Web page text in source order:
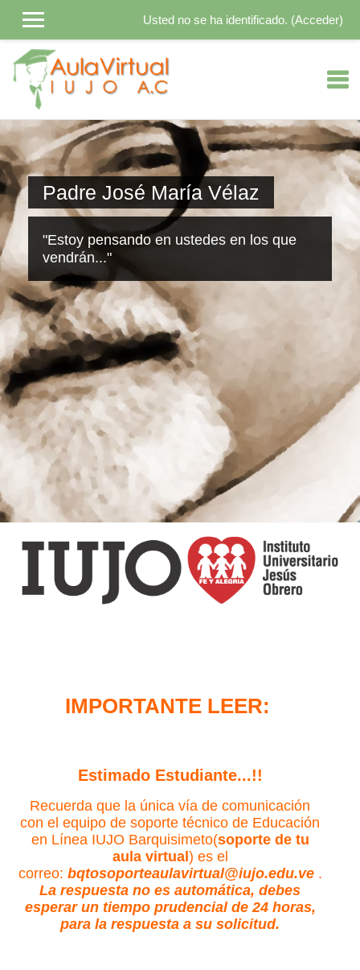
Salta al contenido principal
Usted no se ha identificado. (Acceder)
Padre José María Vélaz
"Estoy pensando en ustedes en los que
vendrán..."
IMPORTANTE LEER:
Estimado Estudiante...!!
Recuerda que la única vía de comunicación
con el equipo de soporte técnico de Educación
en Línea IUJO Barquisimeto(soporte de tu
aula virtual) es el
correo: bqtosoporteaulavirtual@iujo.edu.ve .
La respuesta no es automática, debes
esperar un tiempo prudencial de 24 horas,
para la respuesta a su solicitud.